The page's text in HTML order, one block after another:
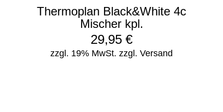
Thermoplan Black&White 4c
Mischer kpl.
zzgl. 19% MwSt. zzgl. Versand
29,95 €